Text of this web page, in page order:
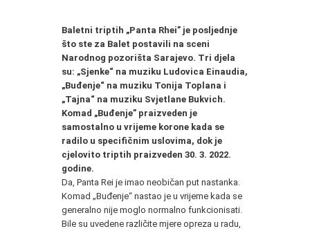
Baletni triptih „Panta Rhei” je posljednje
što ste za Balet postavili na sceni
Narodnog pozorišta Sarajevo. Tri djela
su: „Sjenke“ na muziku Ludovica Einaudia,
„Buđenje“ na muziku Tonija Toplana i
„Tajna“ na muziku Svjetlane Bukvich.
Komad „Buđenje” praizveden je
samostalno u vrijeme korone kada se
radilo u specifičnim uslovima, dok je
cjelovito triptih praizveden 30. 3. 2022.
godine.
Da, Panta Rei je imao neobičan put nastanka.
Komad „Buđenje“ nastao je u vrijeme kada se
generalno nije moglo normalno funkcionisati.
Bile su uvedene različite mjere opreza u radu,